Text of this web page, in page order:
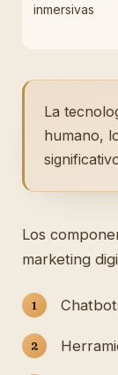
inmersivas
La
humano,
Los
marketing